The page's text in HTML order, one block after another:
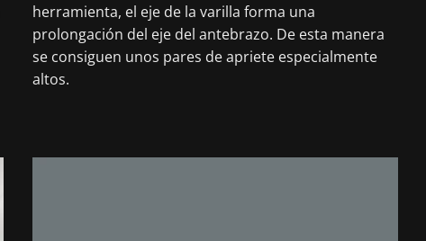
herramienta, el eje de la varilla forma una
prolongación del eje del antebrazo. De esta manera
se consiguen unos pares de apriete especialmente
altos.